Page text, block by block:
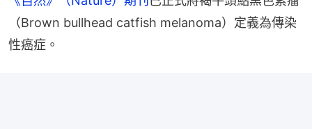
（Brown bullhead catfish melanoma）定義為傳染
性癌症。